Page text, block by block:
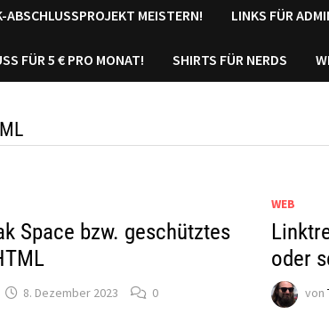
ABSCHLUSSPROJEKT MEISTERN! LINKS FÜR
FÜR 5 € PRO MONAT! SHIRTS FÜR NERDS
Space bzw. geschütztes
8. Dezember 2023 0
WEB
oder
von